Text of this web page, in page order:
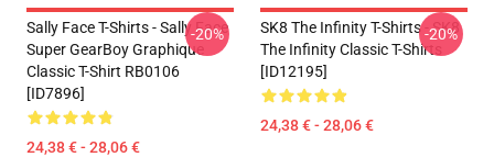
Sally Face T-Shirts - Sally Face
Super GearBoy Graphique
Classic T-Shirt RB0106
[ID7896]
24,38 € - 28,06 €
-20%
SK8 The Infinity T-Shirts - SK8
The Infinity Classic T-Shirts
[ID12195]
24,38 € - 28,06 €
-20%